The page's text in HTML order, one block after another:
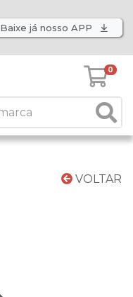
Baixe já nosso APP
0
VOLTAR